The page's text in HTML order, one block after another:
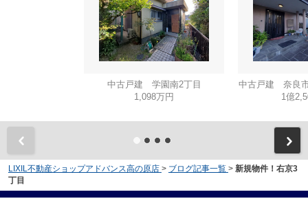
中古戸建 学園南2丁目
1,098万円
中古戸建 奈良
1億
LIXIL不動産ショップアドバンス高の原店 > ブログ記事一覧 > 新規物件！右京3
丁目